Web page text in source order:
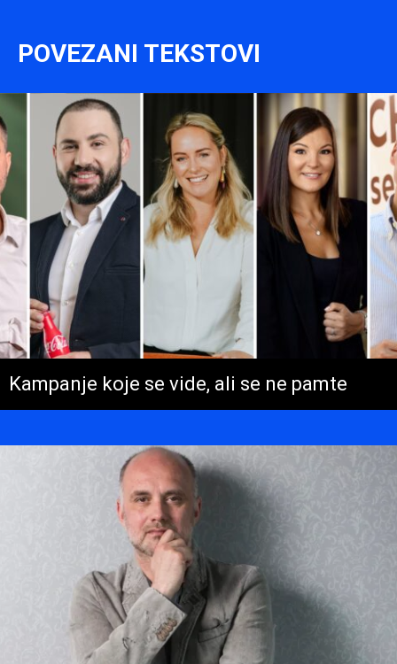
POVEZANI TEKSTOVI
Kampanje koje se vide, ali se ne pamte